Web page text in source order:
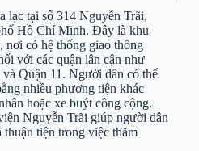
lạc tại số 314 Nguyễn Trãi,
Hồ Chí Minh. Đây là khu
nơi có hệ thống giao thông
với các quận lân cận như
Quận 11. Người dân có thể
nhiều phương tiện khác
hoặc xe buýt công cộng.
Nguyễn Trãi giúp người dân
tiện trong việc thăm